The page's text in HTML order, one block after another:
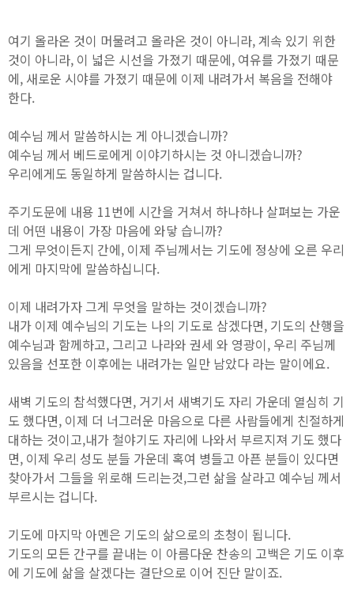
여기 올라온 것이 머물려고 올라온 것이 아니라, 계속 있기 위한
것이 아니라, 이 넓은 시선을 가졌기 때문에, 여유를 가졌기 때문
에, 새로운 시야를 가졌기 때문에 이제 내려가서 복음을 전해야
한다.
예수님 께서 말씀하시는 게 아니겠습니까?
예수님 께서 베드로에게 이야기하시는 것 아니겠습니까?
우리에게도 동일하게 말씀하시는 겁니다.
주기도문에 내용 11번에 시간을 거쳐서 하나하나 살펴보는 가운
데 어떤 내용이 가장 마음에 와닿 습니까?
그게 무엇이든지 간에, 이제 주님께서는 기도에 정상에 오른 우리
에게 마지막에 말씀하십니다.
이제 내려가자 그게 무엇을 말하는 것이겠습니까?
내가 이제 예수님의 기도는 나의 기도로 삼겠다면, 기도의 산행을
예수님과 함께하고, 그리고 나라와 권세 와 영광이, 우리 주님께
있음을 선포한 이후에는 내려가는 일만 남았다 라는 말이에요.
새벽 기도의 참석했다면, 거기서 새벽기도 자리 가운데 열심히 기
도 했다면, 이제 더 너그러운 마음으로 다른 사람들에게 친절하게
대하는 것이고,내가 철야기도 자리에 나와서 부르지져 기도 했다
면, 이제 우리 성도 분들 가운데 혹여 병들고 아픈 분들이 있다면
찾아가서 그들을 위로해 드리는것,그런 삶을 살라고 예수님 께서
부르시는 겁니다.
기도에 마지막 아멘은 기도의 삶으로의 초청이 됩니다.
기도의 모든 간구를 끝내는 이 아름다운 찬송의 고백은 기도 이후
에 기도에 삶을 살겠다는 결단으로 이어 진단 말이죠.